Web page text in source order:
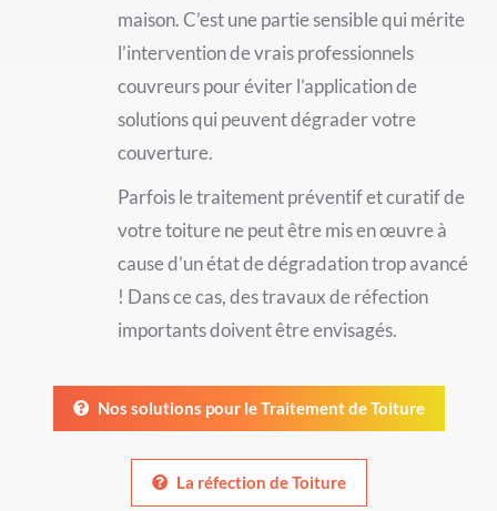
maison. C’est une partie sensible qui mérite
l’intervention de vrais professionnels
couvreurs pour éviter l’application de
solutions qui peuvent dégrader votre
couverture.
Parfois le traitement préventif et curatif de
votre toiture ne peut être mis en œuvre à
cause d’un état de dégradation trop avancé
! Dans ce cas, des travaux de réfection
importants doivent être envisagés.
Nos solutions pour le Traitement de Toiture
La réfection de Toiture